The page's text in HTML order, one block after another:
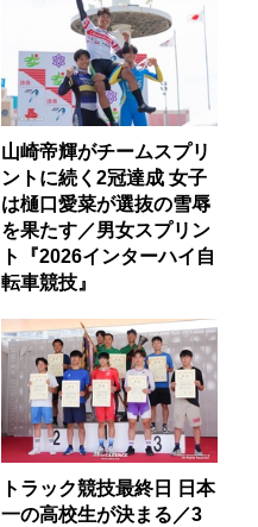
山崎帝輝がチームスプリ
ントに続く2冠達成 女子
は樋口愛菜が選抜の雪辱
を果たす／男女スプリン
ト『2026インターハイ自
転車競技』
トラック競技最終日 日本
一の高校生が決まる／3